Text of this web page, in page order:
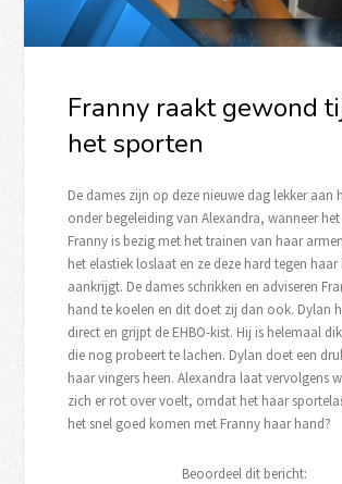
Franny raakt gewond
het sporten
De dames zijn op deze nieuwe dag lekker aan
onder begeleiding van Alexandra, wanneer
Franny is bezig met het trainen van haar
het elastiek loslaat en ze deze hard tegen haar
aankrijgt. De dames schrikken en adviseren
hand te koelen en dit doet zij dan ook. Dylan
direct en grijpt de EHBO-kist. Hij is helemaal
die nog probeert te lachen. Dylan doet een
haar vingers heen. Alexandra laat vervolgens
zich er rot over voelt, omdat het haar
het snel goed komen met Franny haar hand?
Beoordeel dit bericht: